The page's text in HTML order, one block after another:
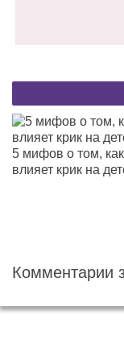
5 мифов о том, как
влияет крик на
Комментарии